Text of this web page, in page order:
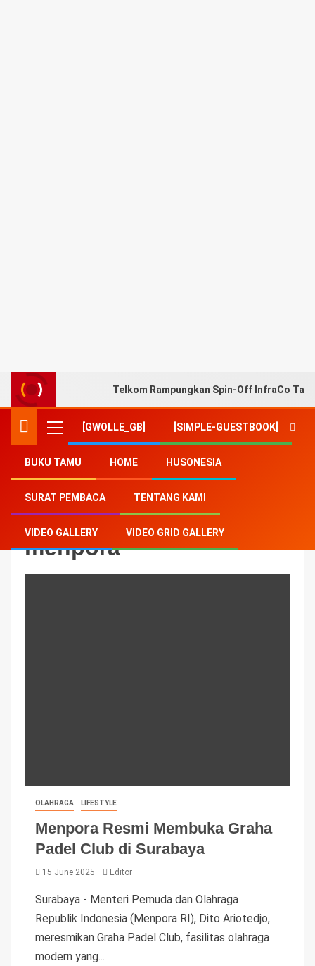
Telkom Rampungkan Spin-Off InfraCo
[GWOLLE_GB] [SIMPLE-GUESTBOOK]
BUKU TAMU HOME HUSONESIA
SURAT PEMBACA TENTANG KAMI
VIDEO GALLERY VIDEO GRID GALLERY
Home-menpora
menpora
OLAHRAGA LIFESTYLE
Menpora Resmi Membuka Graha
Padel Club di Surabaya
15 June 2025 Editor
Surabaya - Menteri Pemuda dan Olahraga
Republik Indonesia (Menpora RI), Dito Ariotedjo,
meresmikan Graha Padel Club, fasilitas olahraga
modern yang...